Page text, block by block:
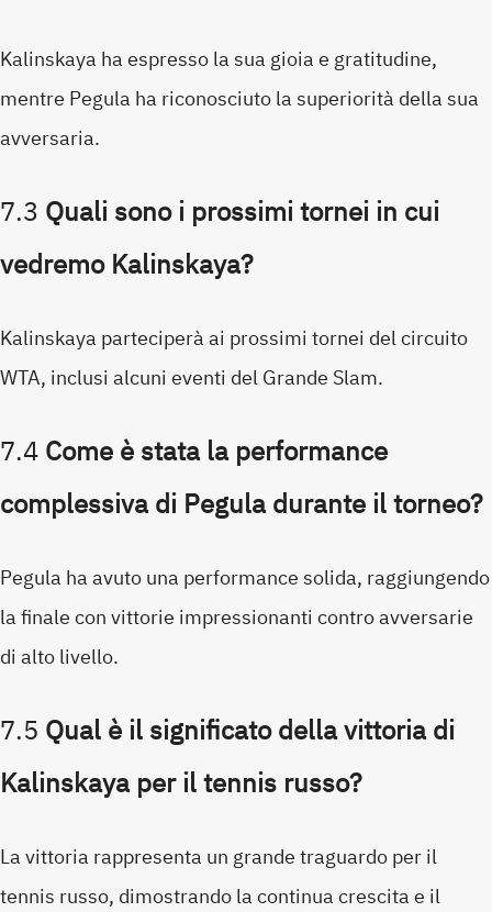
Kalinskaya ha espresso la sua gioia e gratitudine,
mentre Pegula ha riconosciuto la superiorità della sua
avversaria.
7.3 Quali sono i prossimi tornei in cui
vedremo Kalinskaya?
Kalinskaya parteciperà ai prossimi tornei del circuito
WTA, inclusi alcuni eventi del Grande Slam.
7.4Come è stata la performance
complessiva di Pegula durante il torneo?
Pegula ha avuto una performance solida, raggiungendo
la finale con vittorie impressionanti contro avversarie
di alto livello.
7.5 Qual è il significato della vittoria di
Kalinskaya per il tennis russo?
La vittoria rappresenta un grande traguardo per il
tennis russo, dimostrando la continua crescita e il